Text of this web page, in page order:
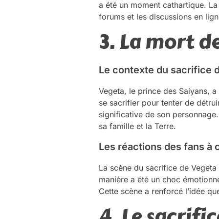
a été un moment cathartique.
forums et les discussions en
3. La mort
Le contexte du sacrifice
Vegeta, le prince des Saiyans,
se sacrifier pour tenter de
significative de son
sa famille et la Terre.
Les réactions des fans à
La scène du sacrifice de
manière a été un choc
Cette scène a renforcé l’idée